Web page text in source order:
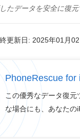
たデータを安全に復元
更新日: 2025年01月02
PhoneRescue
この優秀なデータ復
な場合にも、あなたの